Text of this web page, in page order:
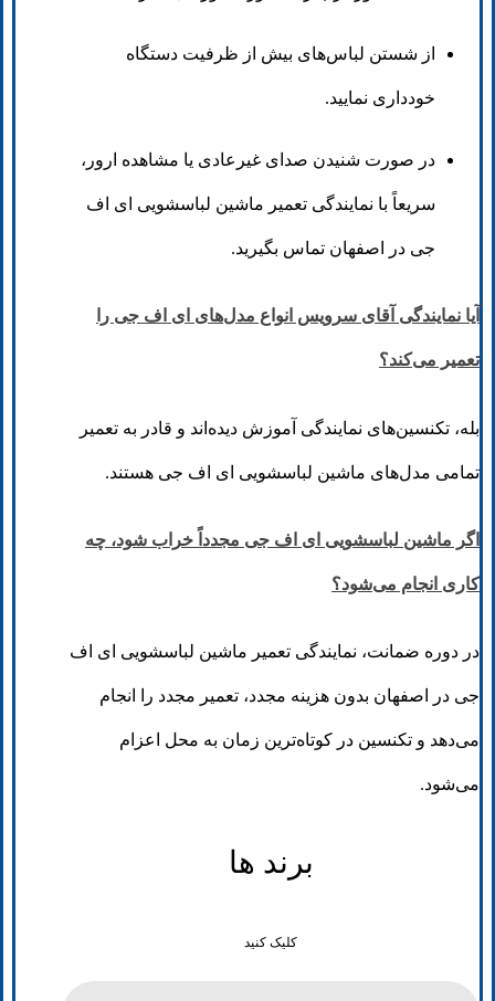
از شستن لباس‌های بیش از ظرفیت دستگاه
خودداری نمایید.
در صورت شنیدن صدای غیرعادی یا مشاهده ارور،
سریعاً با نمایندگی تعمیر ماشین لباسشویی ای اف
جی در اصفهان تماس بگیرید.
آیا نمایندگی آقای سرویس انواع مدل‌های ای اف جی را
تعمیر می‌کند؟
بله، تکنسین‌های نمایندگی آموزش دیده‌اند و قادر به تعمیر
تمامی مدل‌های ماشین لباسشویی ای اف جی هستند.
اگر ماشین لباسشویی ای اف جی مجدداً خراب شود، چه
کاری انجام می‌شود؟
در دوره ضمانت، نمایندگی تعمیر ماشین لباسشویی ای اف
جی در اصفهان بدون هزینه مجدد، تعمیر مجدد را انجام
می‌دهد و تکنسین در کوتاه‌ترین زمان به محل اعزام
می‌شود.
برند ها
کلیک کنید